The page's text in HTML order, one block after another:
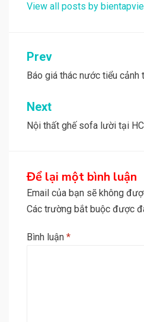
View all posts by
Điều
hướng
bài
viết
Prev
Báo giá thác nước tiểu cảnh
Next
Nội thất ghế sofa lười tại
Để lại một bình luận
Email của bạn sẽ không
Các trường bắt buộc được
Bình luận *